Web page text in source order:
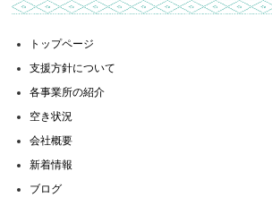
トップページ
支援方針について
各事業所の紹介
空き状況
会社概要
新着情報
ブログ